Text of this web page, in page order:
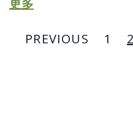
PREVIOUS 1 2